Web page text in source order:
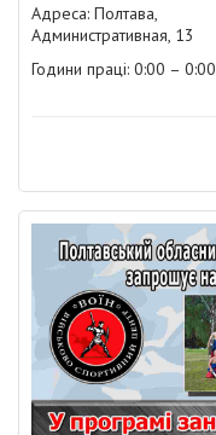
Адреса: Полтава,
Административная, 13
Години праці: 0:00 – 0:00